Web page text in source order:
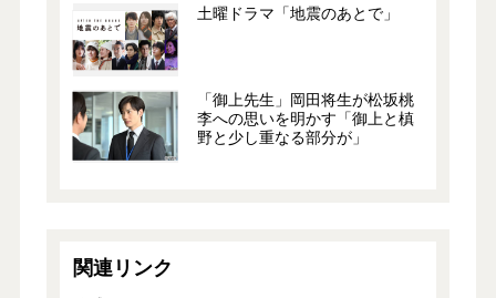
土曜ドラマ「地震のあとで」
「御上先生」岡田将生が松坂桃
李への思いを明かす「御上と槙
野と少し重なる部分が」
関連リンク